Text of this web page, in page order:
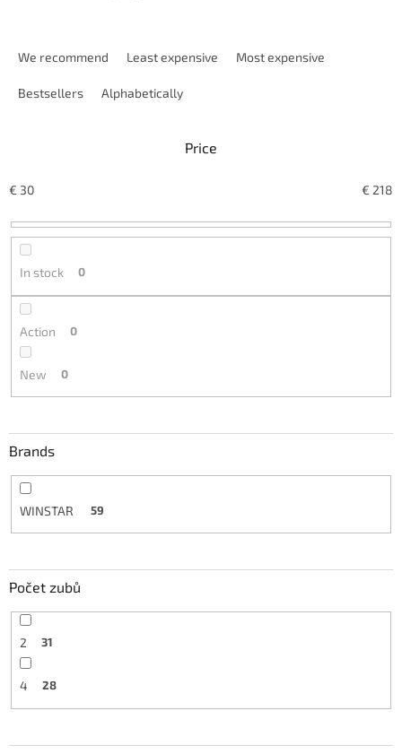
o
t
g
We recommend Least expensive Most expensive
Bestsellers Alphabetically
Price
€ 30 € 218
In stock 0
Action 0
New 0
Brands
WINSTAR 59
Počet zubů
2 31
4 28